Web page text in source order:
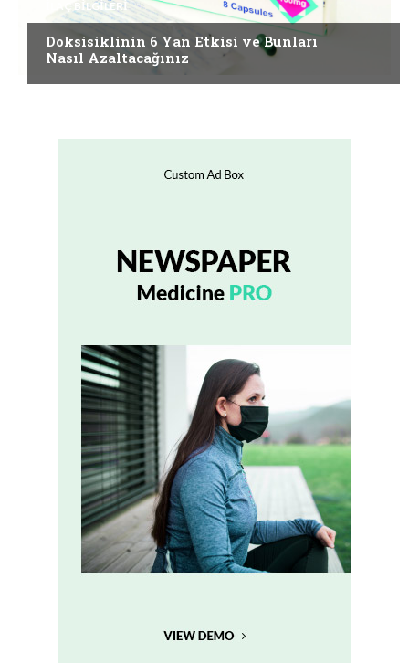
İLAÇ BILGILERI
Doksisiklinin 6 Yan Etkisi ve Bunları
Nasıl Azaltacağınız